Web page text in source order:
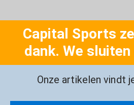
Capital Sports
dank. We
Onze artikelen vindt